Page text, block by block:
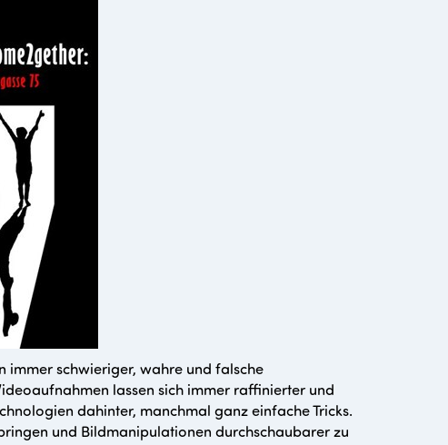
immer schwieriger, wahre und falsche
lassen sich immer raffinierter und
dahinter, manchmal ganz einfache Tricks.
und Bildmanipulationen durchschaubarer zu